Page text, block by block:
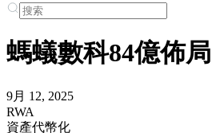
螞蟻數科84億佈
9月 12, 2025
RWA
資產代幣化